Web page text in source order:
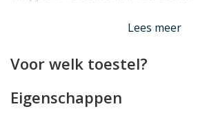
Lees minder
Lees meer
Voor welk toestel?
Eigenschappen